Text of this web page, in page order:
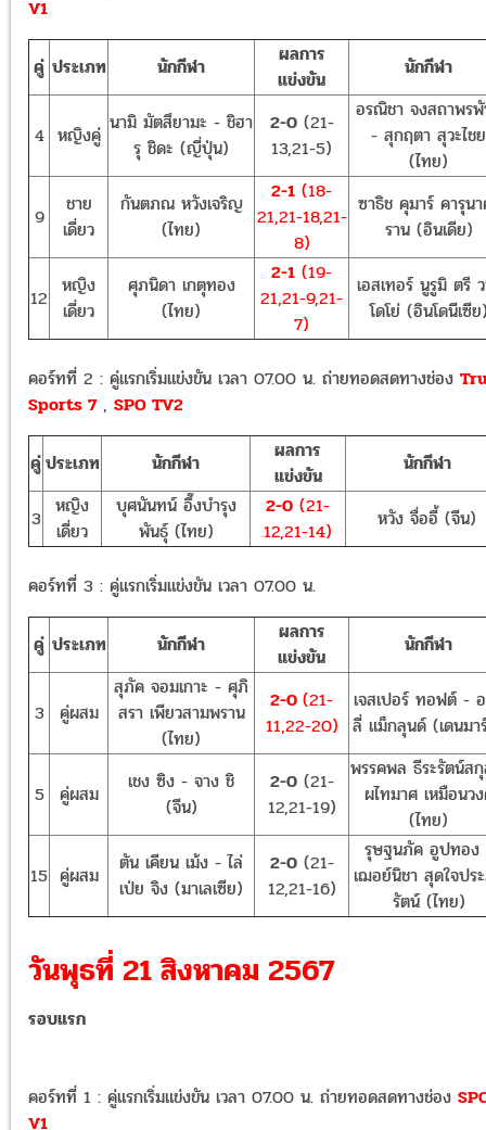
V1
คู่ ประเภท นักกีฬา
ผลการ
แข่งขัน
นักกีฬา
4 หญิงคู่ นามิ มัตสึยามะ - ชิฮา
รุ ชิดะ (ญี่ปุ่น)
2-0(21-
13,21-5)
อรณิชา จงสถาพร
- สุกฤตา สุวะไชย
(ไทย)
9
ชาย
เดี่ยว
กันตภณ หวังเจริญ
(ไทย)
2-1 (18-
21,21-18,21-
8)
ซาธิช คุมาร์ คารุน
ราน (อินเดีย)
12 หญิง
เดี่ยว
ศุภนิดา เกตุทอง
(ไทย)
2-1 (19-
21,21-9,21-
7)
เอสเทอร์ นูรูมิ ตรี
โดโย่ (อินโดนีเซี
คอร์ทที่ 2 : คู่แรกเริ่มแข่งขัน เวลา 07.00 น. ถ่ายทอดสดทางช่อง
Sports 7, SPO TV2
คู่ประเภท นักกีฬา
ผลการ
แข่งขัน
นักกีฬา
3 หญิง
เดี่ยว
บุศนันทน์ อึ๊งบำรุง
พันธุ์ (ไทย)
2-0 (21-
12,21-14)
หวัง จื่ออี้ (จีน)
คอร์ทที่ 3 : คู่แรกเริ่มแข่งขัน เวลา 07.00 น.
คู่ ประเภท นักกีฬา
ผลการ
แข่งขัน
นักกีฬา
3 คู่ผสม
สุภัค จอมเกาะ - ศุภิ
สรา เพียวสามพราน
(ไทย)
2-0 (21-
11,22-20)
เจสเปอร์ ทอฟต์ -
ลี่ แม็กลุนด์ (เดนมา
5 คู่ผสม
เชง ซิง - จาง ชิ
(จีน)
2-0(21-
12,21-19)
พรรคพล ธีระรัตน์ส
ผไทมาศ เหมือนว
(ไทย)
15 คู่ผสม
ตัน เคียน เม้ง - ไล่
เป่ย จิง (มาเลเซีย)
2-0(21-
12,21-16)
รุษฐนภัค อูปทอง
เฌอย์นิชา สุดใจปร
รัตน์ (ไทย)
วันพุธที่ 21 สิงหาคม 2567
รอบแรก
คอร์ทที่ 1 : คู่แรกเริ่มแข่งขัน เวลา 07.00 น. ถ่ายทอดสดทางช่อง
V1